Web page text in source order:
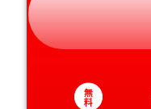
無
料